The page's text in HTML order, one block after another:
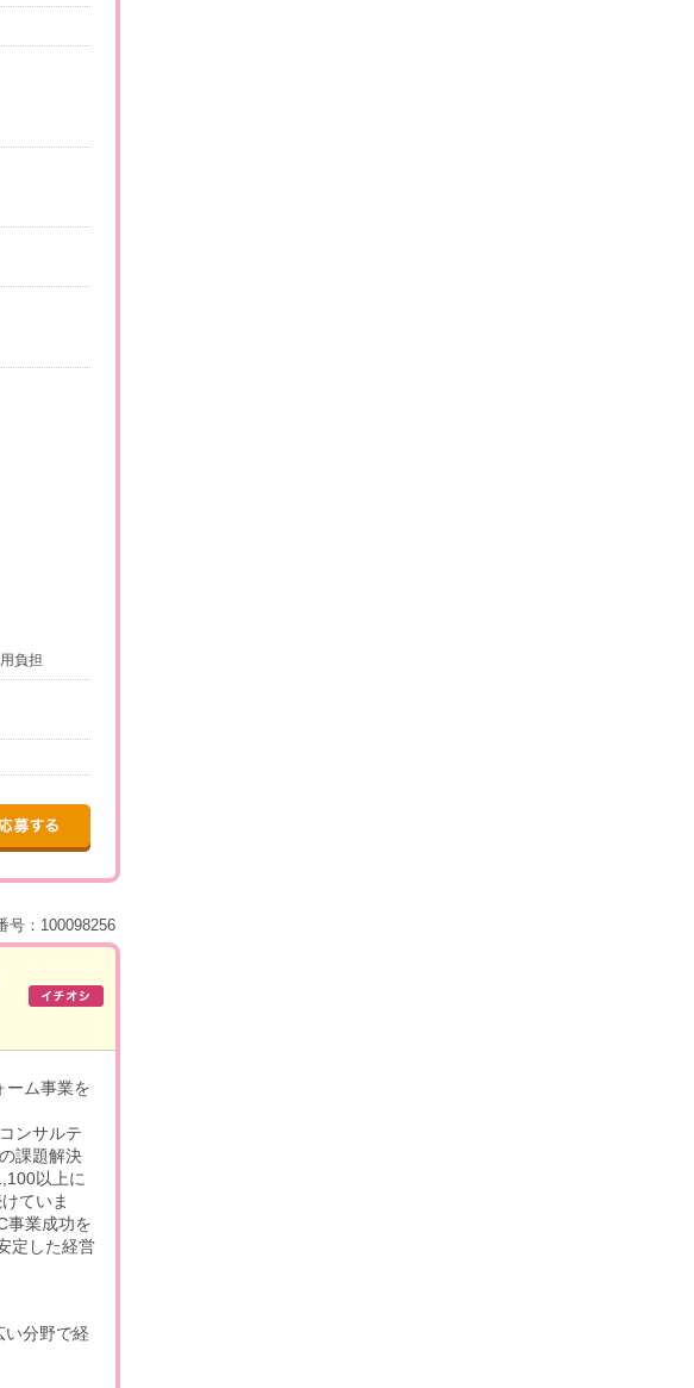
負担
号：100098256
ーム事業を
ンサルテ
課題解決
以上に
ていま
事業成功を
定した経営
い分野で経